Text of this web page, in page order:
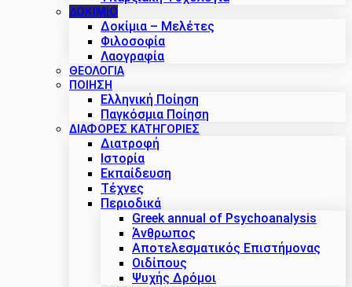
ΔΟΚΊΜΙΟ
Δοκίμια – Μελέτες
Φιλοσοφία
Λαογραφία
ΘΕΟΛΟΓΙΑ
ΠΟΙΗΣΗ
Ελληνική Ποίηση
Παγκόσμια Ποίηση
ΔΙΑΦΟΡΕΣ ΚΑΤΗΓΟΡΙΕΣ
Διατροφή
Ιστορία
Εκπαίδευση
Τέχνες
Περιοδικά
Greek annual of Psychoanalysis
Άνθρωπος
Αποτελεσματικός Επιστήμονας
Οιδίπους
Ψυχής Δρόμοι